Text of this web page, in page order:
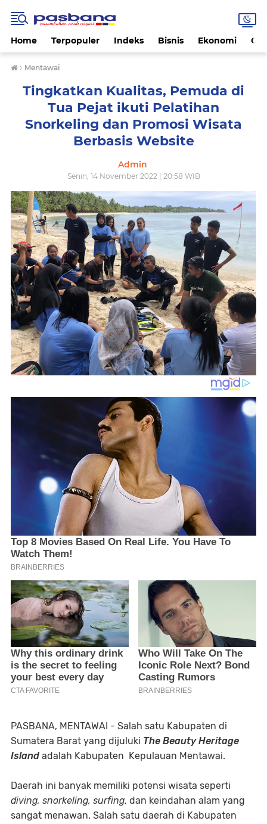
Home Terpopuler Indeks Bisnis Ekonomi
› Mentawai
Tingkatkan Kualitas, Pemuda di
Tua Pejat ikuti Pelatihan
Snorkeling dan Promosi Wisata
Berbasis Website
Admin
Senin, 14 November 2022 | 20:58 WIB
PASBANA, MENTAWAI - Salah satu Kabupaten di
Sumatera Barat yang dijuluki The Beauty Heritage
Island adalah Kabupaten Kepulauan Mentawai.
Daerah ini banyak memiliki potensi wisata seperti
diving, snorkeling, surfing, dan keindahan alam yang
sangat menawan. Salah satu daerah di Kabupaten